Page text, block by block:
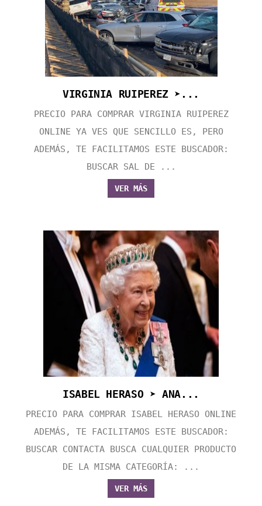
VIRGINIA RUIPEREZ ➤...
PRECIO PARA COMPRAR VIRGINIA RUIPEREZ
ONLINE YA VES QUE SENCILLO ES, PERO
ADEMÁS, TE FACILITAMOS ESTE BUSCADOR:
BUSCAR SAL DE ...
VER MÁS
ISABEL HERASO ➤ ANA...
PRECIO PARA COMPRAR ISABEL HERASO ONLINE
ADEMÁS, TE FACILITAMOS ESTE BUSCADOR:
BUSCAR CONTACTA BUSCA CUALQUIER PRODUCTO
DE LA MISMA CATEGORÍA: ...
VER MÁS